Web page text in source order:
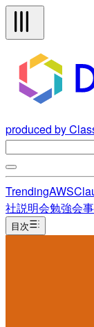
produced by
TrendingAWS
社説明会勉強会
目次